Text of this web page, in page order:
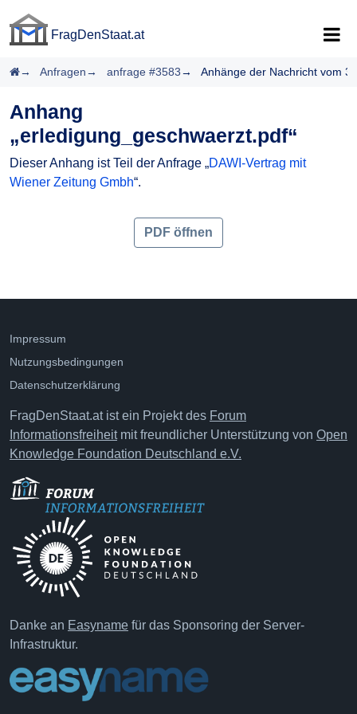
FragDenStaat.at
Startseite
Anfragen anfrage #3583 Anhänge der Nachricht vom
Anhang
„erledigung_geschwaerzt.pdf“
Dieser Anhang ist Teil der Anfrage „DAWI-Vertrag mit
Wiener Zeitung Gmbh“.
PDF öffnen
Impressum
Nutzungsbedingungen
Datenschutzerklärung
FragDenStaat.at ist ein Projekt des Forum
Informationsfreiheitmit freundlicher Unterstützung von Open
Knowledge Foundation Deutschland e.V.
Danke an Easyname für das Sponsoring der Server-
Infrastruktur.